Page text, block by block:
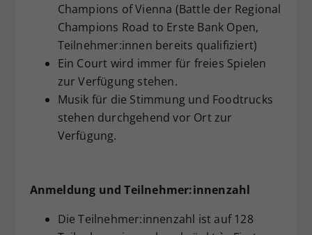
Champions of Vienna (Battle der Regional
Champions Road to Erste Bank Open,
Teilnehmer:innen bereits qualifiziert)
Ein Court wird immer für freies Spielen
zur Verfügung stehen.
Musik für die Stimmung und Foodtrucks
stehen durchgehend vor Ort zur
Verfügung.
Anmeldung und Teilnehmer:innenzahl
Die Teilnehmer:innenzahl ist auf 128